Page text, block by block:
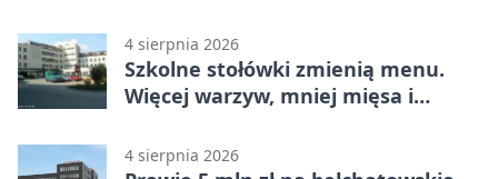
4 sierpnia 2026
Szkolne stołówki zmienią menu.
Więcej warzyw, mniej mięsa i
4 sierpnia 2026